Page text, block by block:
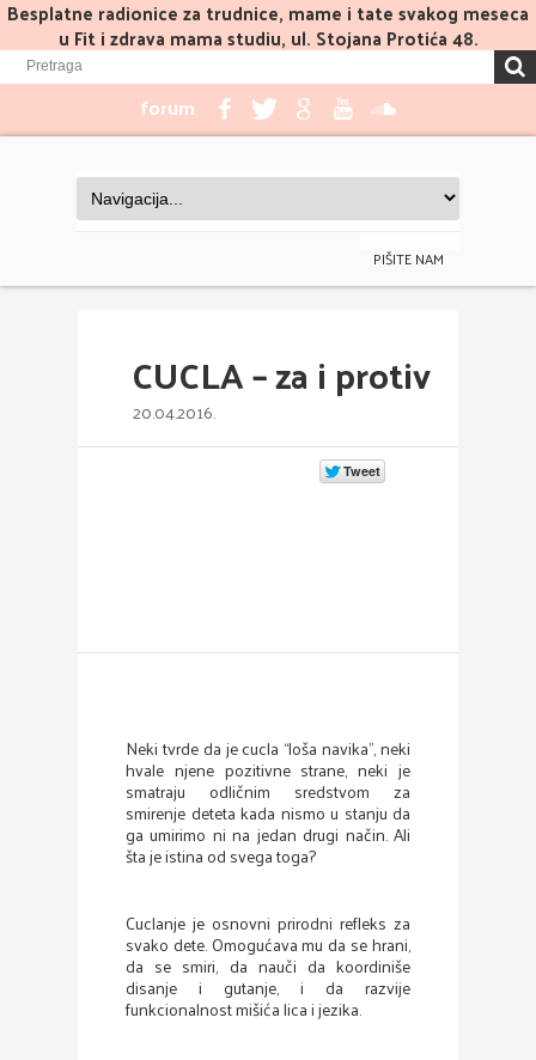
Besplatne radionice za trudnice, mame i tate svakog meseca
u Fit i zdrava mama studiu, ul. Stojana Protića 48.
forum
PIŠITE NAM
CUCLA – za i protiv
20.04.2016.
Neki tvrde da je cucla “loša navika”, neki
hvale njene pozitivne strane, neki je
smatraju odličnim sredstvom za
smirenje deteta kada nismo u stanju da
ga umirimo ni na jedan drugi način. Ali
šta je istina od svega toga?
Cuclanje je osnovni prirodni refleks za
svako dete. Omogućava mu da se hrani,
da se smiri, da nauči da koordiniše
disanje i gutanje, i da razvije
funkcionalnost mišića lica i jezika.